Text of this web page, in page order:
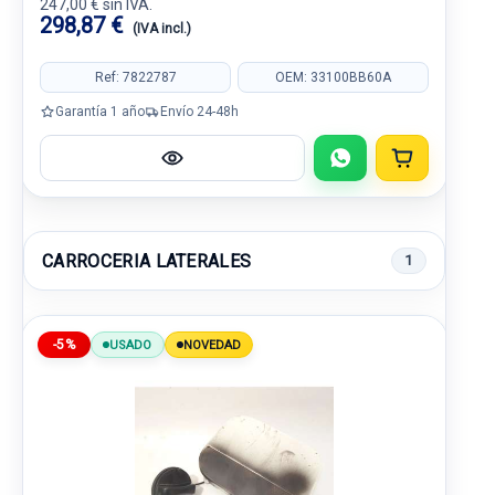
247,00 € sin IVA.
298,87 € (IVA incl.)
Ref: 7822787 OEM: 33100BB60A
Garantía 1 año Envío 24-48h
CARROCERIA LATERALES 1
-5% USADO NOVEDAD